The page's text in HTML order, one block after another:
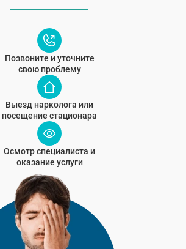
Позвоните и уточните
свою проблему
Выезд нарколога или
посещение стационара
Осмотр специалиста и
оказание услуги